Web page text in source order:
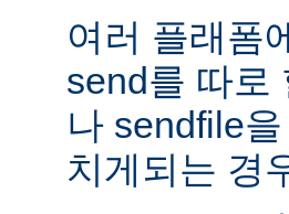
여러 플래폼
send를 따로
나 sendfile
치게되는 경